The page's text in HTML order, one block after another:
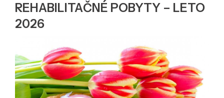
REHABILITAČNÉ POBYTY – LETO
2026